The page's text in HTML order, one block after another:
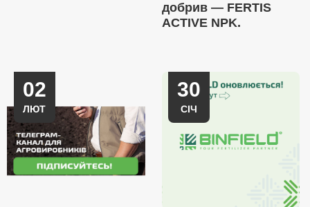
добрив — FERTIS
ACTIVE NPK.
02
ЛЮТ
30
СІЧ